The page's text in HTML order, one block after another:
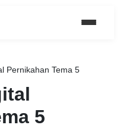
Pernikahan Tema 5
5